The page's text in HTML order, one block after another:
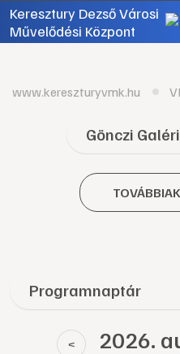
Keresztury Dezső Városi
Művelődési Központ
www.kereszturyvmk.hu
Gönczi
Programnaptár
< 2026.